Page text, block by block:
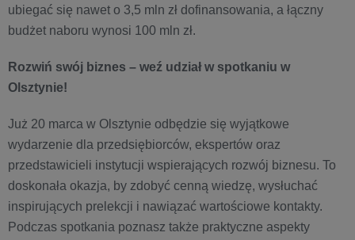
ubiegać się nawet o 3,5 mln zł dofinansowania, a łączny
budżet naboru wynosi 100 mln zł.
Rozwiń swój biznes – weź udział w spotkaniu w
Olsztynie!
Już 20 marca w Olsztynie odbędzie się wyjątkowe
wydarzenie dla przedsiębiorców, ekspertów oraz
przedstawicieli instytucji wspierających rozwój biznesu. To
doskonała okazja, by zdobyć cenną wiedzę, wysłuchać
inspirujących prelekcji i nawiązać wartościowe kontakty.
Podczas spotkania poznasz także praktyczne aspekty